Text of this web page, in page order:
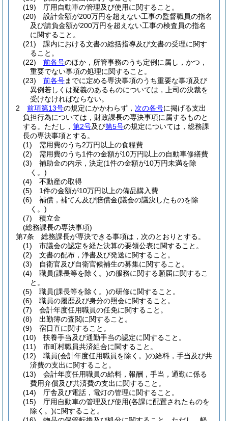
(19)
庁用自動車の管理及び使用に関すること。
(20)
設計金額が200万円を超えない工事の監督職員の指名
及び請負金額が200万円を超えない工事の検査員の指名
に関すること。
(21)
課内における文書の総括指導及び文書の受理に関す
ること。
(22)
前各号のほか，所管事務のうち定例に属し，かつ，
重要でない事項の処理に関すること。
(23)
前各号までに定める専決事項のうち重要な事項及び
異例若しくは疑義のあるものについては，上司の決裁を
受けなければならない。
2
前項第13号の規定にかかわらず， 次の各号に掲げる支出
負担行為については，財政課長の専決事項に属するものと
する。 ただし， 第2号及び第5号の規定については，総務課
長の専決事項とする。
(1)
需用費のうち2万円以上の食糧費
(2)
需用費のうち1件の金額が10万円以上の自動車修繕費
(3)
補助金の内示，決定(1件の金額が10万円未満を除
く。)
(4)
不動産の取得
(5)
1件の金額が10万円以上の備品購入費
(6)
補償，補てん及び賠償金(議会の議決したものを除
く。)
(7)
積立金
(総務課長の専決事項)
第7条
総務課長が専決できる事項は，次のとおりとする。
(1)
市議会の認定を経た決算の要領公表に関すること。
(2)
文書の配布，浄書及び発送に関すること。
(3)
自衛官及び自衛官候補生の募集に関すること。
(4)
職員(課長等を除く。)の服務に関する願届に関するこ
と。
(5)
職員(課長等を除く。)の研修に関すること。
(6)
職員の履歴及び身分の照会に関すること。
(7)
会計年度任用職員の任免に関すること。
(8)
出勤簿の査閲に関すること。
(9)
宿日直に関すること。
(10)
扶養手当及び通勤手当の認定に関すること。
(11)
市町村職員共済組合に関すること。
(12)
職員(会計年度任用職員を除く。)の給料，手当及び共
済費の支出に関すること。
(13)
会計年度任用職員の給料，報酬，手当，通勤に係る
費用弁償及び共済費の支出に関すること。
(14)
庁舎及び電話，電灯の管理に関すること。
(15)
庁用自動車の管理及び使用(各課に配置されたものを
除く。)に関すること。